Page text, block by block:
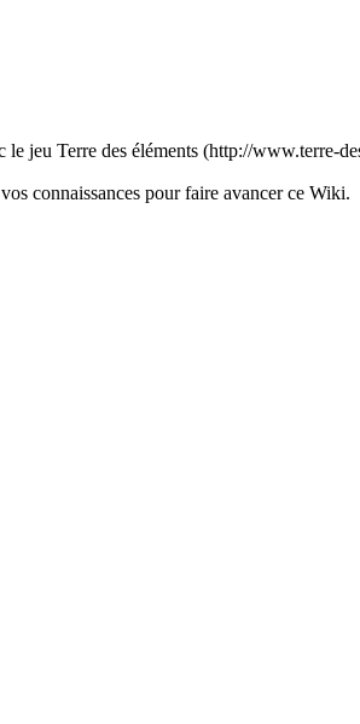
le jeu Terre des éléments
connaissances pour faire avancer ce Wiki.